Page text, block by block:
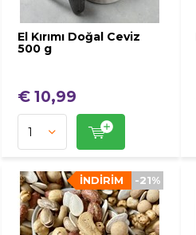
El Kırımı Doğal Ceviz
500 g
€ 10,99
-21%
İNDIRIM